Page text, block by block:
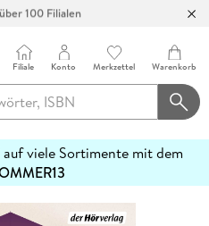
100 Filialen
Filiale Konto Merkzettel Warenkorb
auf viele Sortimente mit dem